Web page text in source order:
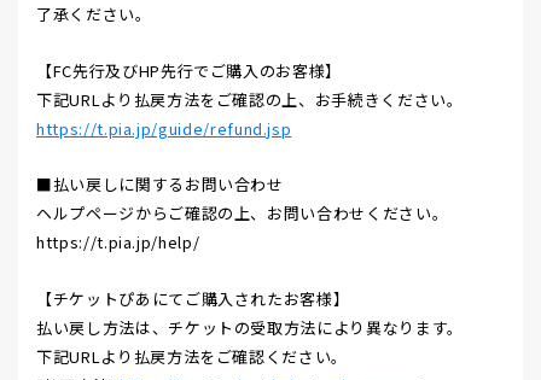
了承ください。
【FC先行及びHP先行でご購入のお客様】
下記URLより払戻方法をご確認の上、お手続きください。
https://t.pia.jp/guide/refund.jsp
■払い戻しに関するお問い合わせ
ヘルプページからご確認の上、お問い合わせください。
https://t.pia.jp/help/
【チケットぴあにてご購入されたお客様】
払い戻し方法は、チケットの受取方法により異なります。
下記URLより払戻方法をご確認ください。